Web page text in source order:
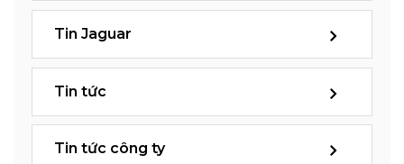
Tin Jaguar
Tin tức
Tin tức công ty